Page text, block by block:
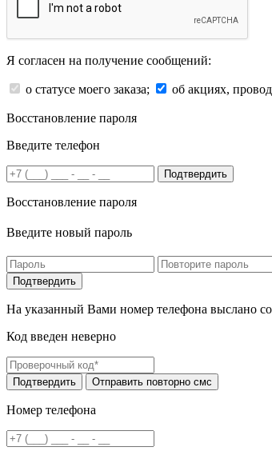
Я согласен на получение сообщений:
о статусе моего заказа; об акциях,
Восстановление пароля
Введите телефон
Подтвердить
Восстановление пароля
Введите новый пароль
На указанный Вами номер телефона выслано
Код введен неверно
Номер телефона